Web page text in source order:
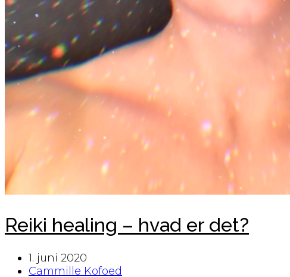
Reiki healing – hvad er det?
1. juni 2020
Cammille Kofoed